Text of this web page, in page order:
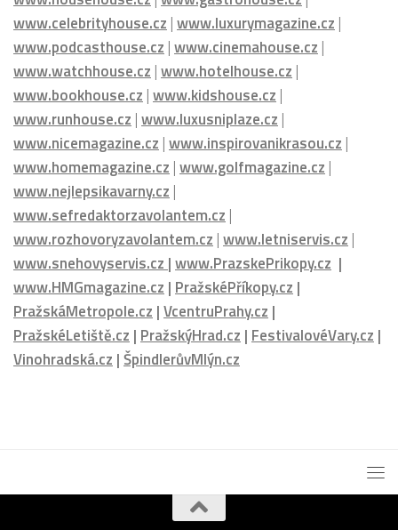
www.carshouse.cz|www.menhouse.cz|
www.womenhouse.cz|www.luxuryhouse.cz|
www.househouse.cz|www.gastrohouse.cz|
www.celebrityhouse.cz|www.luxurymagazine.cz
www.podcasthouse.cz|www.cinemahouse.cz
www.watchhouse.cz|www.hotelhouse.cz
www.bookhouse.cz|www.kidshouse.cz|
www.runhouse.cz|www.luxusniplaze.cz|
www.nicemagazine.cz|www.inspirovanikrasou.cz
www.homemagazine.cz|www.golfmagazine.cz
www.nejlepsikavarny.cz|
www.sefredaktorzavolantem.cz|
www.rozhovoryzavolantem.cz|www.letniservis.cz
www.snehovyservis.cz|www.PrazskePrikopy.cz|
www.HMGmagazine.cz|PražskéPříkopy.cz|
PražskáMetropole.cz|VcentruPrahy.cz